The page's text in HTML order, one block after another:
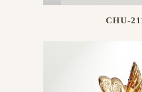
CHU-